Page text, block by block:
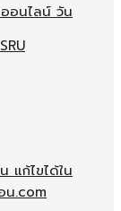
อนไลน์​ วัน